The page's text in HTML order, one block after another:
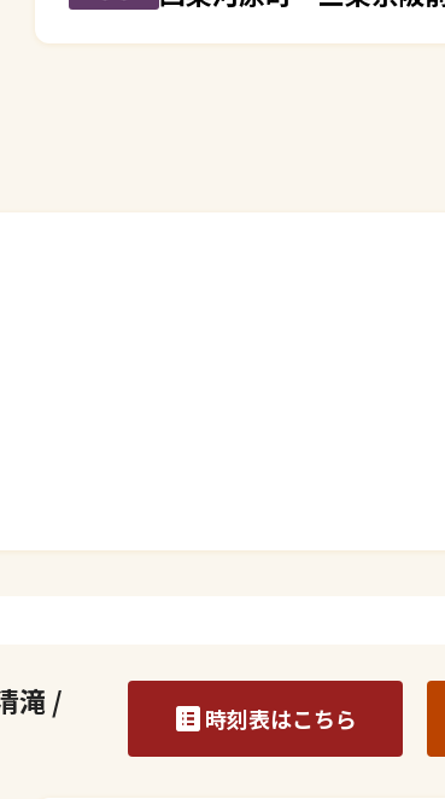
滝 /
時刻表はこちら